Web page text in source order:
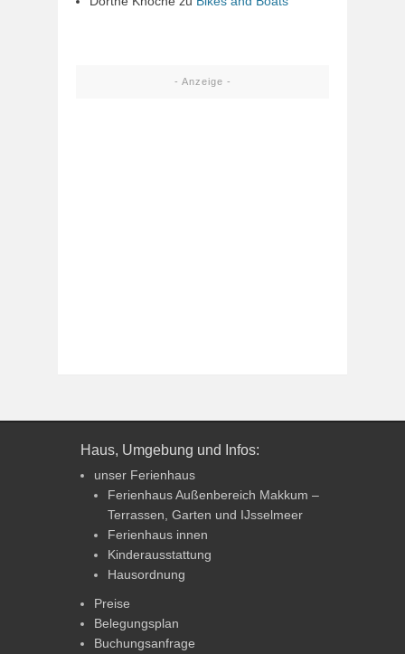
- Anzeige -
Haus, Umgebung und Infos:
unser Ferienhaus
Ferienhaus Außenbereich Makkum –
Terrassen, Garten und IJsselmeer
Ferienhaus innen
Kinderausstattung
Hausordnung
Preise
Belegungsplan
Buchungsanfrage